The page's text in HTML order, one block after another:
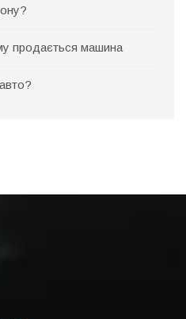
продається машина